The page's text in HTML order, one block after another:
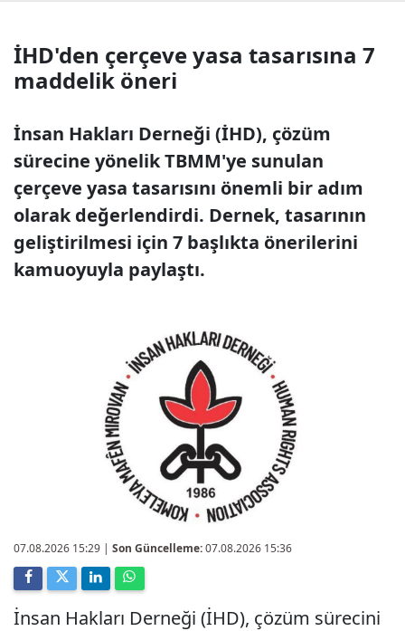
İHD'den çerçeve yasa tasarısına 7
maddelik öneri
İnsan Hakları Derneği (İHD), çözüm
sürecine yönelik TBMM'ye sunulan
çerçeve yasa tasarısını önemli bir adım
olarak değerlendirdi. Dernek, tasarının
geliştirilmesi için 7 başlıkta önerilerini
kamuoyuyla paylaştı.
07.08.2026 15:29 | Son Güncelleme:07.08.2026 15:36
İnsan Hakları Derneği (İHD), çözüm sürecini